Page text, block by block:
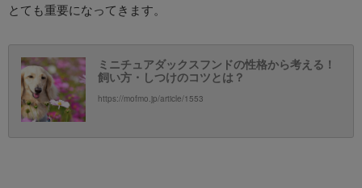
とても重要になってきます。
ミニチュアダックスフンドの性格から考える！
飼い方・しつけのコツとは？
https://mofmo.jp/article/1553